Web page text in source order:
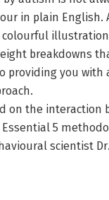
in plain
breakdowns
providing you
on the interaction
5
scientist